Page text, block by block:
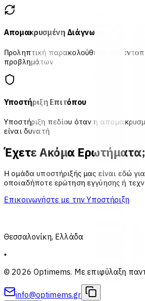
Απομακρυσμένη Διάγνωση
Προληπτική παρακολούθηση και
προβλημάτων
Υποστήριξη Επιτόπου
Υποστήριξη πεδίου όταν η
είναι δυνατή
Έχετε Ακόμα Ερωτήματα;
Η ομάδα υποστήριξής μας είναι εδώ
οποιαδήποτε ερώτηση εγγύησης ή
Επικοινωνήστε με την Υποστήριξη
Θεσσαλονίκη, Ελλάδα
•
© 2026 Optimems. Με επιφύλαξη
info@optimems.gr